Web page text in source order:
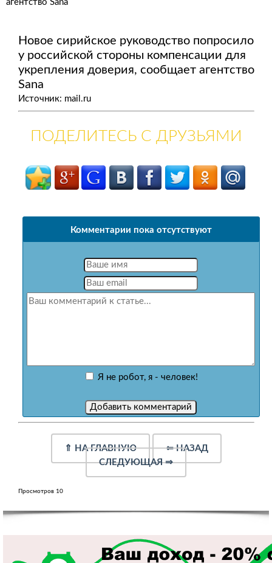
агентство Sana
Новое сирийское руководство попросило
у российской стороны компенсации для
укрепления доверия, сообщает агентство
Sana
Источник: mail.ru
ПОДЕЛИТЕСЬ С ДРУЗЬЯМИ
Комментарии пока отсутствуют
Я не робот, я - человек!
⇑ НА ГЛАВНУЮ ⇐НАЗАД
СЛЕДУЮЩАЯ⇒
Просмотров 10